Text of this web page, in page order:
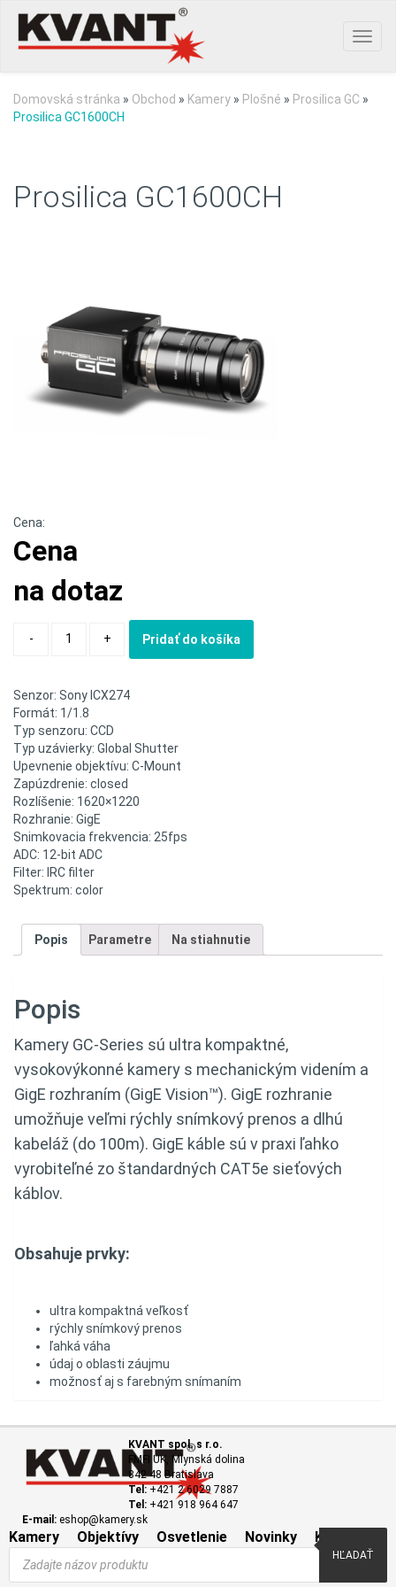
Domovská stránka » Obchod » Kamery » Plošné » Prosilica GC »
Prosilica GC1600CH
Prosilica GC1600CH
Cena:
Cena
na dotaz
- + Pridať do košíka
Senzor: Sony ICX274
Formát: 1/1.8
Typ senzoru: CCD
Typ uzávierky: Global Shutter
Upevnenie objektívu: C-Mount
Zapúzdrenie: closed
Rozlíšenie: 1620×1220
Rozhranie: GigE
Snimkovacia frekvencia: 25fps
ADC: 12-bit ADC
Filter: IRC filter
Spektrum: color
Popis Parametre Na stiahnutie
Popis
Kamery GC-Series sú ultra kompaktné,
vysokovýkonné kamery s mechanickým videním a
GigE rozhraním (GigE Vision™). GigE rozhranie
umožňuje veľmi rýchly snímkový prenos a dlhú
kabeláž (do 100m). GigE káble sú v praxi ľahko
vyrobiteľné zo štandardných CAT5e sieťových
káblov.
Obsahuje prvky:
ultra kompaktná veľkosť
rýchly snímkový prenos
ľahká váha
údaj o oblasti záujmu
možnosť aj s farebným snímaním
KVANT spol. s r.o.
FMFI UK, Mlynská dolina
842 48 Bratislava
Tel:+421 2 6029 7887
Tel: +421 918 964 647
E-mail: eshop@kamery.sk
Kamery Objektívy Osvetlenie Novinky Kontakt
Products
search
HĽADAŤ